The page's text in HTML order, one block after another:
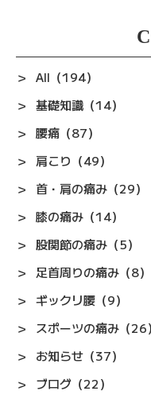
All（194）
基礎知識（14）
腰痛（87）
肩こり（49）
首・肩の痛み（29）
膝の痛み（14）
股関節の痛み（5）
足首周りの痛み（8）
ギックリ腰（9）
スポーツの痛み（26）
お知らせ（37）
ブログ（22）